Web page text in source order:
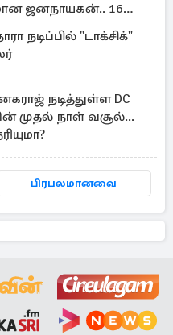
ஜனநாயகன்.. 16
நடிப்பில் "டாக்சிக்"
நடித்துள்ள DC
முதல் நாள் வசூல்...
பிரபலமானவை